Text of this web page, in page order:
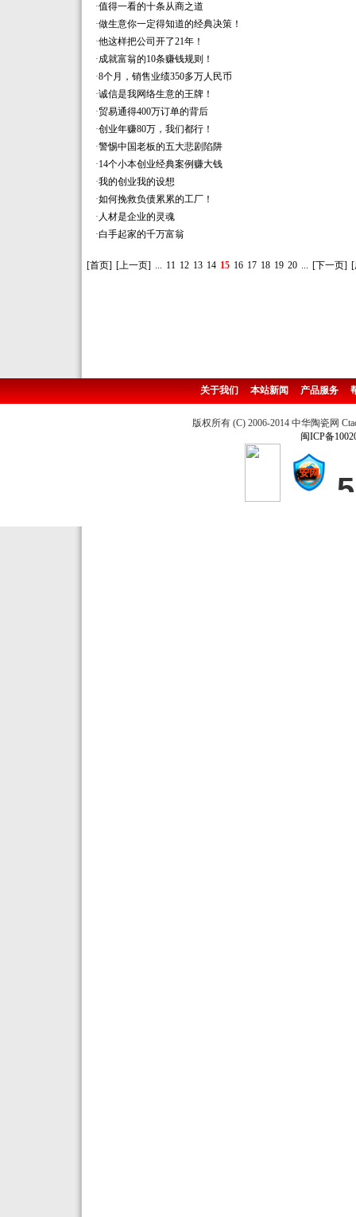
·值得一看的十条从商之道
·做生意你一定得知道的经典决策！
·他这样把公司开了21年！
·成就富翁的10条赚钱规则！
·8个月，销售业绩350多万人民币
·诚信是我网络生意的王牌！
·贸易通得400万订单的背后
·创业年赚80万，我们都行！
·警惕中国老板的五大悲剧陷阱
·14个小本创业经典案例赚大钱
·我的创业我的设想
·如何挽救负债累累的工厂！
· 人材是企业的灵魂
·白手起家的千万富翁
[首页] [上一页] ... 11 12 13 14 15 16 17 18 19 20 ... [下一页]
关于我们 本站新闻 产品服务
版权所有 (C) 2006-2014 中华陶瓷网
闽ICP备